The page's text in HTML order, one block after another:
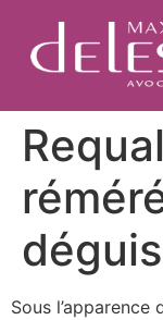
Sous l’apparence